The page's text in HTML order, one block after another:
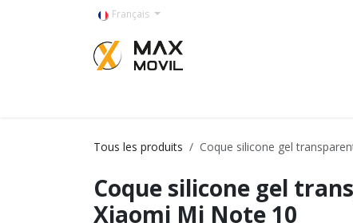
Se rendre au contenu Français
Tous les produits Coque silicone gel
Coque silicone gel
Xiaomi Mi Note 10